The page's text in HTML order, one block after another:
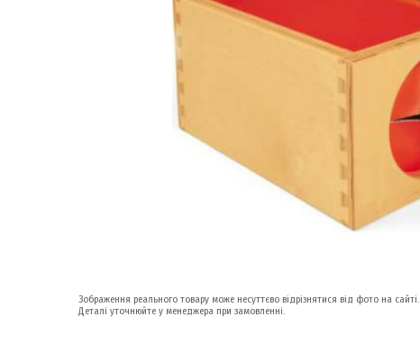
Зображення реального товару може несуттєво відрізнятися від фото на сайті.
Деталі уточнюйте у менеджера при замовленні.